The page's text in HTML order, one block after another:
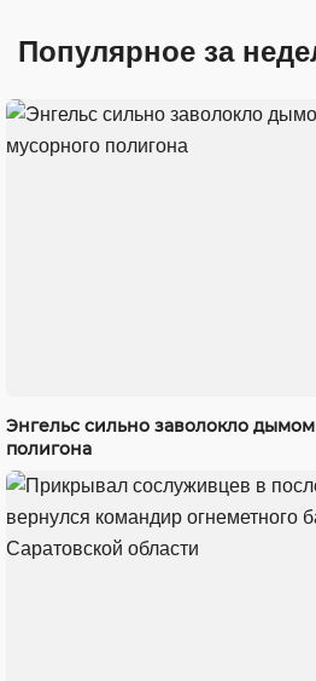
Популярное за
Энгельс сильно заволокло
полигона